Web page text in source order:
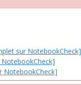
sur NotebookCheck]
NotebookCheck]